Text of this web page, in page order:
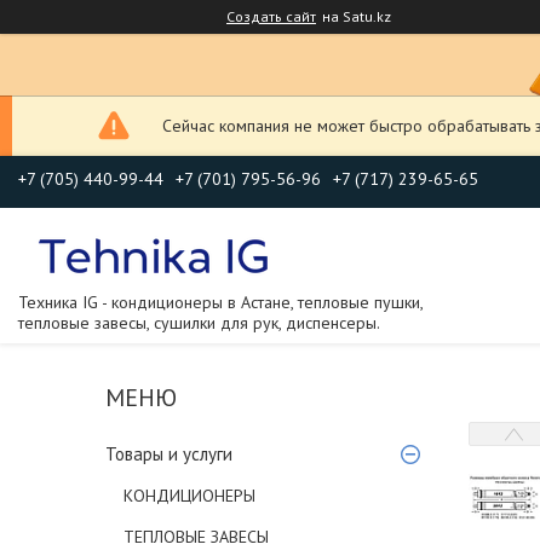
Создать сайт на Satu.kz
Сейчас компания не может быстро
+7 (705) 440-99-44 +7 (701) 795-56-96 +7 (717) 239-65-65
Техника IG - кондиционеры в Астане, тепловые пушки,
тепловые завесы, сушилки для рук, диспенсеры.
Товары и услуги
КОНДИЦИОНЕРЫ
ТЕПЛОВЫЕ ЗАВЕСЫ